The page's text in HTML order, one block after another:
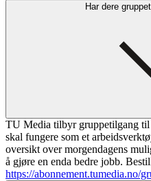
Har dere
TU Media tilbyr gruppetilgang
skal fungere som et
oversikt over morgendagens
å gjøre en enda bedre jobb.
https://abonnement.tumedia.no/